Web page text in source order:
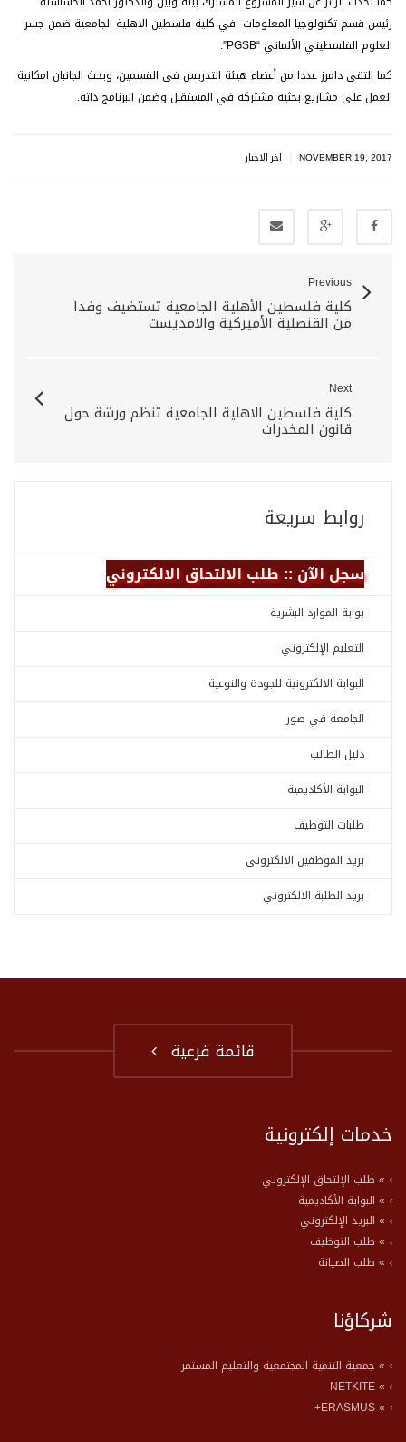
رئيس قسم تكنولوجيا المعلومات في كلية فلسطين الاهلية الجامعية ضمن جسر
العلوم الفلسطيني الألماني “PGSB”.
كما التقى دامرز عددا من أعضاء هيئة التدريس في القسمين، وبحث الجانبان امكانية
العمل على مشاريع بحثية مشتركة في المستقبل وضمن البرنامج ذاته.
NOVEMBER 19, 2017 اخر الاخبار
Previous
كلية فلسطين الأهلية الجامعية تستضيف وفداً
من القنصلية الأميركية والامديست
Next
كلية فلسطين الاهلية الجامعية تنظم ورشة حول
قانون المخدرات
روابط سريعة
سجل الآن :: طلب الالتحاق الالكتروني
بوابة الموارد البشرية
التعليم الإلكتروني
البوابة الالكترونية للجودة والنوعية
الجامعة في صور
دليل الطالب
البوابة الأكاديمية
طلبات التوظيف
بريد الموظفين الالكتروني
بريد الطلبة الالكتروني
قائمة فرعية
خدمات إلكترونية
» طلب الإلتحاق الإلكتروني
» البوابة الأكاديمية
» البريد الإلكتروني
» طلب التوظيف
» طلب الصيانة
شركاؤنا
» جمعية التنمية المجتمعية والتعليم المستمر
» NETKITE
» ERASMUS+